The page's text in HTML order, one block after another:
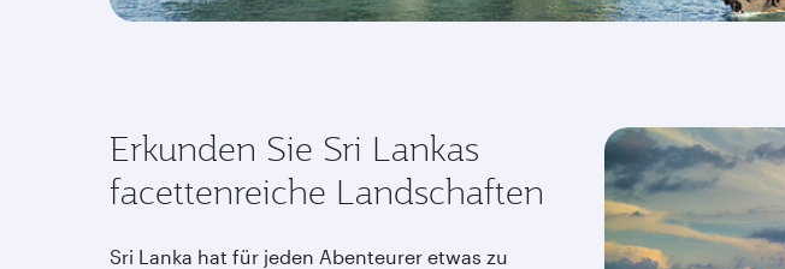
Erkunden Sie Sri Lankas
facettenreiche Landschaften
Sri Lanka hat für jeden Abenteurer etwas zu